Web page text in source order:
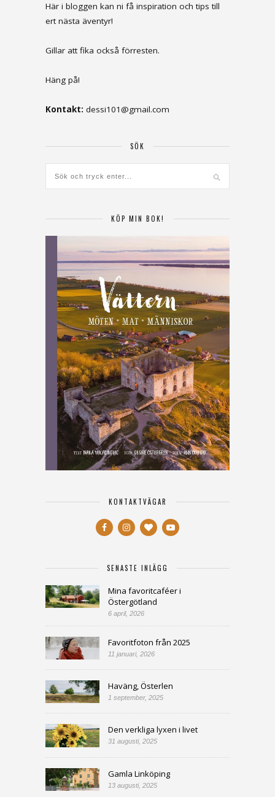
Här i bloggen kan ni få inspiration och tips till
ert nästa äventyr!
Gillar att fika också förresten.
Häng på!
Kontakt: dessi101@gmail.com
SÖK
KÖP MIN BOK!
KONTAKTVÄGAR
SENASTE INLÄGG
Mina favoritcaféer i
Östergötland
6 april, 2026
Favoritfoton från 2025
11 januari, 2026
Haväng, Österlen
1 september, 2025
Den verkliga lyxen i livet
31 augusti, 2025
Gamla Linköping
13 augusti, 2025